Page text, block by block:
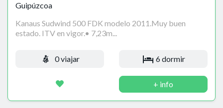
Guipúzcoa
Kanaus Sudwind 500 FDK modelo 2011.Muy buen
estado. ITV en vigor.• 7,23m...
0 viajar 6 dormir
+ info